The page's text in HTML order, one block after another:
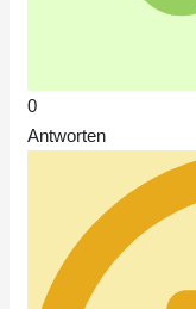
0
Antworten